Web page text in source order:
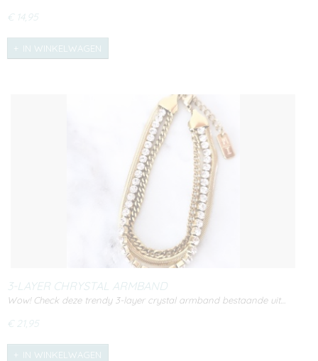
€ 14,95
IN WINKELWAGEN
3-LAYER CHRYSTAL ARMBAND
Wow! Check deze trendy 3-layer crystal armband bestaande uit…
€ 21,95
IN WINKELWAGEN